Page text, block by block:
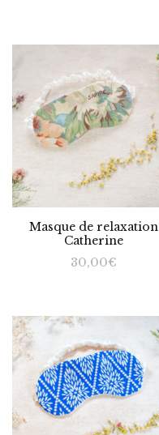
Masque de relaxation
Catherine
30,00€